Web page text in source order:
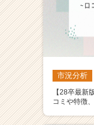
市況分析
【28卒最新
コミや特徴